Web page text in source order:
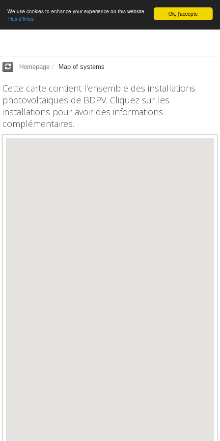
English Ok, j'accepte
We use cookies to enhance your experience on this website
Plus d'infos.
Homepage Map of systems
Cette carte contient l'ensemble des installations
photovoltaïques de BDPV. Cliquez sur les
installations pour avoir des informations
complémentaires.